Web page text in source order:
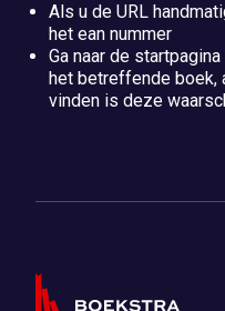
Als u de URL
het ean nummer
Ga naar de
het betreffende boek,
vinden is deze